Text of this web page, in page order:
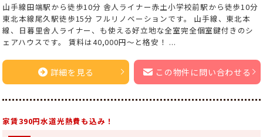
山手線田端駅から徒歩10分 舎人ライナー赤土小学校前駅から徒歩10分
東北本線尾久駅徒歩15分 フルリノベーションです。 山手線、東北本
線、日暮里舎人ライナー、も使える好立地な全室完全個室鍵付きのシ
ェアハウスです。 賃料は40,000円～と格安！ ...
詳細を見る この物件に問い合わせる
家賃390円水道光熱費も込み！